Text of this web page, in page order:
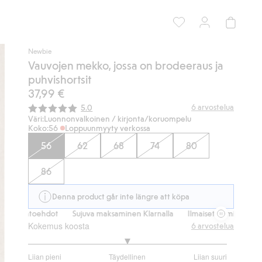
Newbie
Vauvojen mekko, jossa on brodeeraus ja
puhvishortsit
37,99 €
Keskimääräinen luokitus:
5.0 6 arvostelua
Väri:Luonnonvalkoinen / kirjonta/koruompelu
Koko:56 Loppuunmyyty verkossa
56 62 68 74 80
86
Denna product går inte längre att köpa
Sujuva maksaminen Klarnalla Ilmaiset toimitusvaihtoehdot
Kokemus koosta
Liian pieni Täydellinen Liian suuri
6 arvostelua